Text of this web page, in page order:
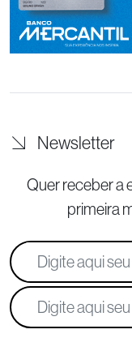
Newsletter
Quer receber a
primeira